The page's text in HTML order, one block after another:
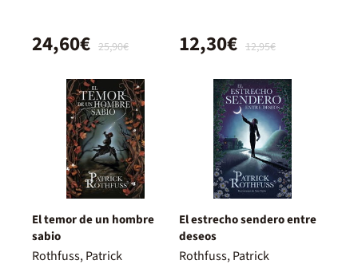
25,90€
24,60€ 12,95€
12,30€
El temor de un hombre
sabio
Rothfuss, Patrick
El estrecho sendero entre
deseos
Rothfuss, Patrick